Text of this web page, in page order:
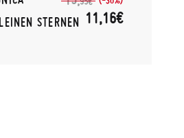
STERNEN 11,16€